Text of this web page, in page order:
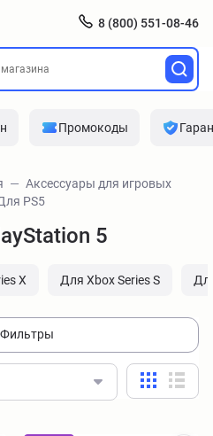
8 (800) 551-08-46
Промокоды
Аксессуары для игровых
PS5
5
X Для Xbox Series S
Фильтры